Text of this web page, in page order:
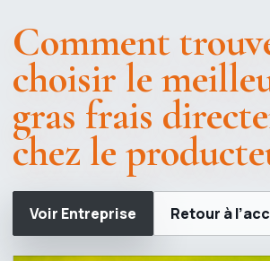
Comment
choisir le
gras frais
chez le
Voir Entreprise Retour à